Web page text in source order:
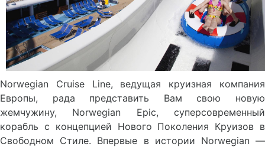
Norwegian Cruise Line, ведущая круизная компания
Европы, рада представить Вам свою новую
жемчужину, Norwegian Epic, суперсовременный
корабль с концепцией Нового Поколения Круизов в
Свободном Стиле. Впервые в истории Norwegian —